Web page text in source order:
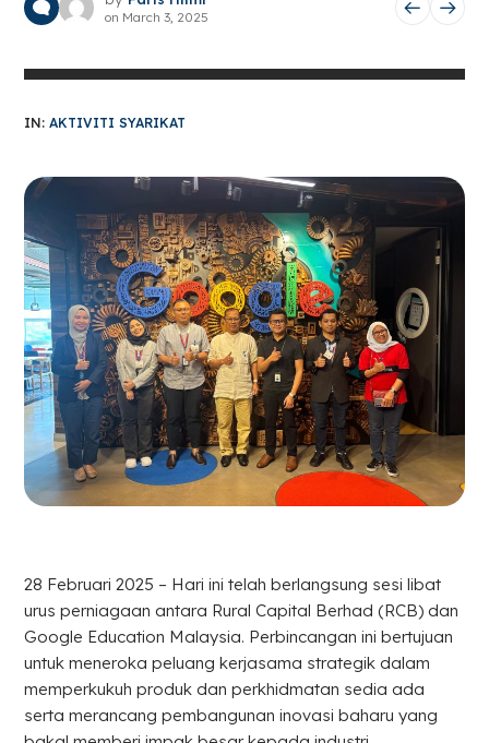
on March 3, 2025
IN: AKTIVITI SYARIKAT
28 Februari 2025 – Hari ini telah berlangsung sesi libat
urus perniagaan antara Rural Capital Berhad (RCB) dan
Google Education Malaysia. Perbincangan ini bertujuan
untuk meneroka peluang kerjasama strategik dalam
memperkukuh produk dan perkhidmatan sedia ada
serta merancang pembangunan inovasi baharu yang